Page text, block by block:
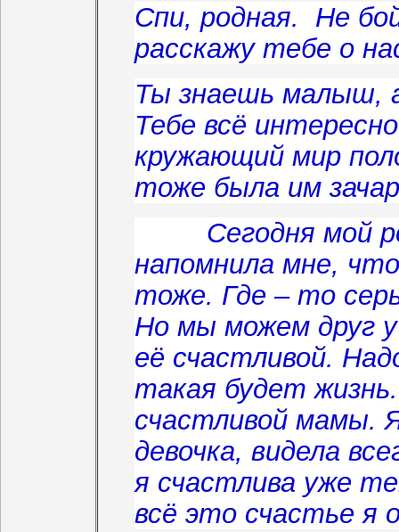
Спи, родная. Не
расскажу тебе о
Ты знаешь малыш,
Тебе всё
кружающий мир
тоже была им
Сегодня мой
напомнила мне,
тоже. Где – то
Но мы можем друг у
её счастливой.
такая будет
счастливой мамы.
девочка, видела
я счастлива уже
всё это счастье я